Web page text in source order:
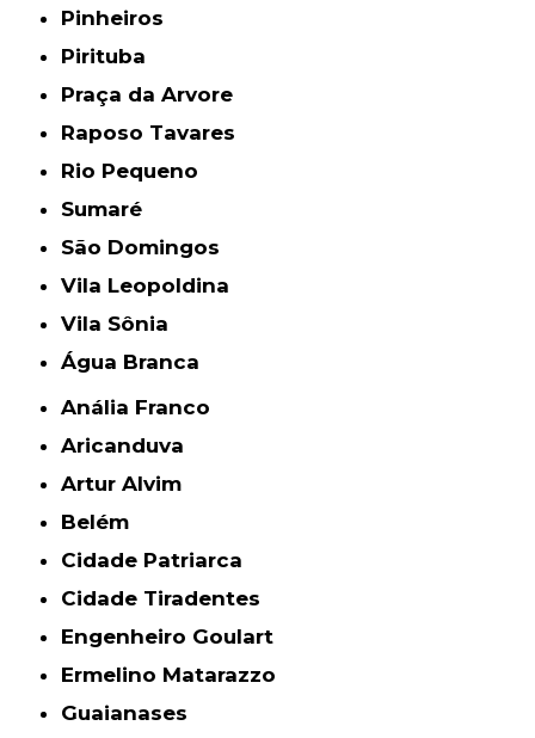
Pinheiros
Pirituba
Praça da Arvore
Raposo Tavares
Rio Pequeno
Sumaré
São Domingos
Vila Leopoldina
Vila Sônia
Água Branca
Anália Franco
Aricanduva
Artur Alvim
Belém
Cidade Patriarca
Cidade Tiradentes
Engenheiro Goulart
Ermelino Matarazzo
Guaianases